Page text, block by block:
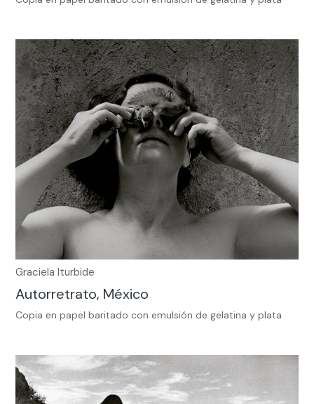
Graciela Iturbide
Autorretrato, México
Copia en papel baritado con emulsión de gelatina y plata